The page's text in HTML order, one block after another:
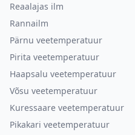
Reaalajas ilm
Rannailm
Pärnu veetemperatuur
Pirita veetemperatuur
Haapsalu veetemperatuur
Võsu veetemperatuur
Kuressaare veetemperatuur
Pikakari veetemperatuur